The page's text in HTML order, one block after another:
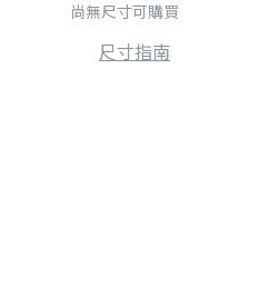
尚無尺寸可購買
尺寸指南